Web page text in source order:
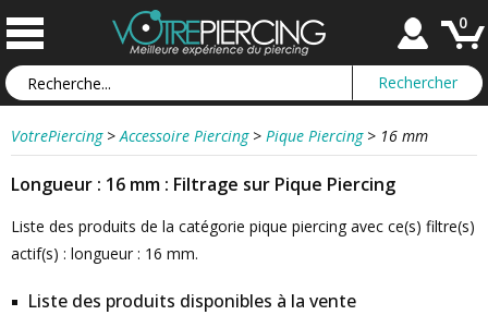
0
VotrePiercing > Accessoire Piercing > Pique Piercing > 16 mm
Longueur : 16 mm : Filtrage sur Pique Piercing
Liste des produits de la catégorie pique piercing avec ce(s) filtre(s)
actif(s) : longueur : 16 mm.
Liste des produits disponibles à la vente